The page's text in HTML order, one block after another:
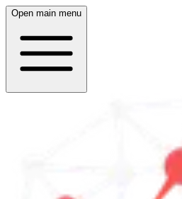
Open main menu